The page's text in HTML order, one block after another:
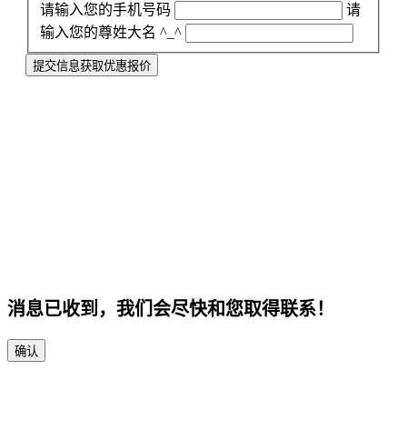
请输入您的手机号码
请
输入您的尊姓大名 ^_^
提交信息获取优惠报价
消息已收到，我们会尽快和您取得联系！
确认